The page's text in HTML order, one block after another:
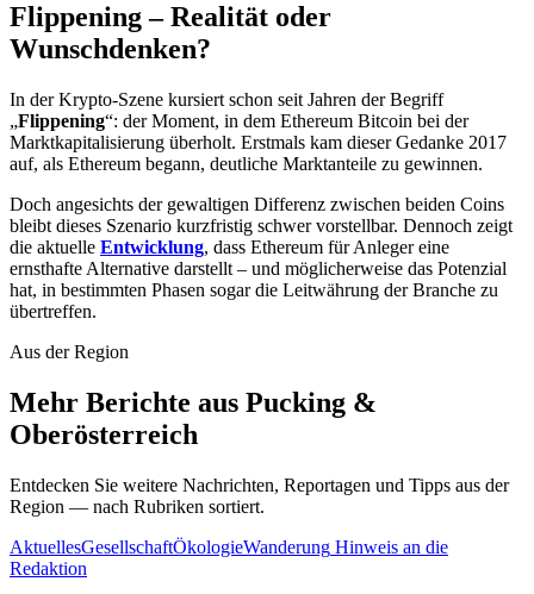
Flippening – Realität oder
Wunschdenken?
In der Krypto-Szene kursiert schon seit Jahren der Begriff
„Flippening“: der Moment, in dem Ethereum Bitcoin bei der
Marktkapitalisierung überholt. Erstmals kam dieser Gedanke 2017
auf, als Ethereum begann, deutliche Marktanteile zu gewinnen.
Doch angesichts der gewaltigen Differenz zwischen beiden Coins
bleibt dieses Szenario kurzfristig schwer vorstellbar. Dennoch zeigt
die aktuelle Entwicklung, dass Ethereum für Anleger eine
ernsthafte Alternative darstellt – und möglicherweise das Potenzial
hat, in bestimmten Phasen sogar die Leitwährung der Branche zu
übertreffen.
Aus der Region
Mehr Berichte aus Pucking &
Oberösterreich
Entdecken Sie weitere Nachrichten, Reportagen und Tipps aus der
Region — nach Rubriken sortiert.
AktuellesGesellschaftÖkologieWanderung Hinweis an die
Redaktion